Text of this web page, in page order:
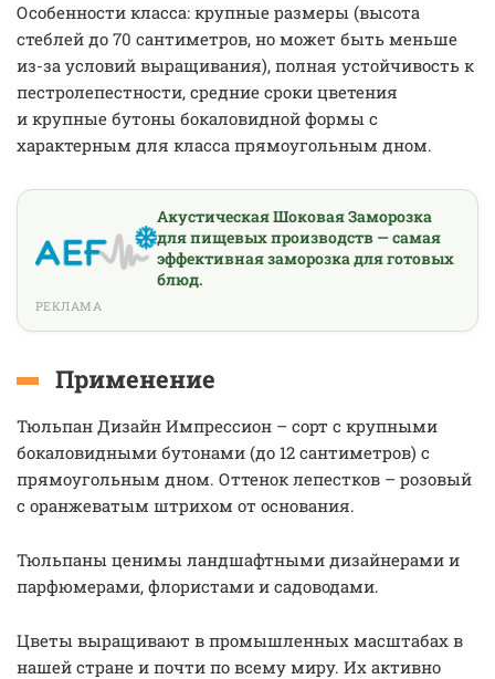
Особенности класса: крупные размеры (высота
стеблей до 70 сантиметров, но может быть меньше
из-за условий выращивания), полная устойчивость к
пестролепестности, средние сроки цветения
и крупные бутоны бокаловидной формы с
характерным для класса прямоугольным дном.
Акустическая Шоковая Заморозка
для пищевых производств — самая
эффективная заморозка для готовых
блюд.
РЕКЛАМА
Применение
Тюльпан Дизайн Импрессион – сорт с крупными
бокаловидными бутонами (до 12 сантиметров) с
прямоугольным дном. Оттенок лепестков – розовый
с оранжеватым штрихом от основания.
Тюльпаны ценимы ландшафтными дизайнерами и
парфюмерами, флористами и садоводами.
Цветы выращивают в промышленных масштабах в
нашей стране и почти по всему миру. Их активно